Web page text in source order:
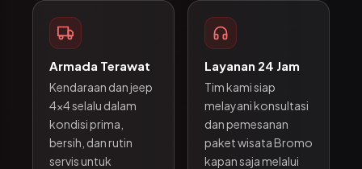
Armada Terawat
Kendaraan dan jeep
4x4 selalu dalam
kondisi prima,
bersih, dan rutin
servis untuk
Layanan 24 Jam
Tim kami siap
melayani konsultasi
dan pemesanan
paket wisata Bromo
kapan saja melalui